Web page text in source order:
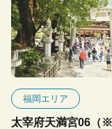
福岡エリア
太宰府天満宮06（※